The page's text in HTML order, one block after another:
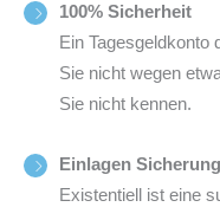
100% Sicherheit
Ein Tagesgeldkonto
Sie nicht wegen
Sie nicht kennen.
Einlagen Sicherung
Existentiell ist eine